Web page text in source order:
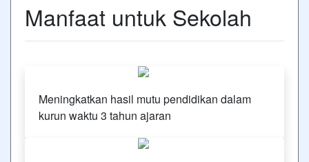
Manfaat untuk Sekolah
Meningkatkan hasil mutu pendidikan dalam
kurun waktu 3 tahun ajaran